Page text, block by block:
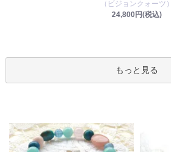
（ビジョンクォーツ）
24,800円(税込)
もっと見る